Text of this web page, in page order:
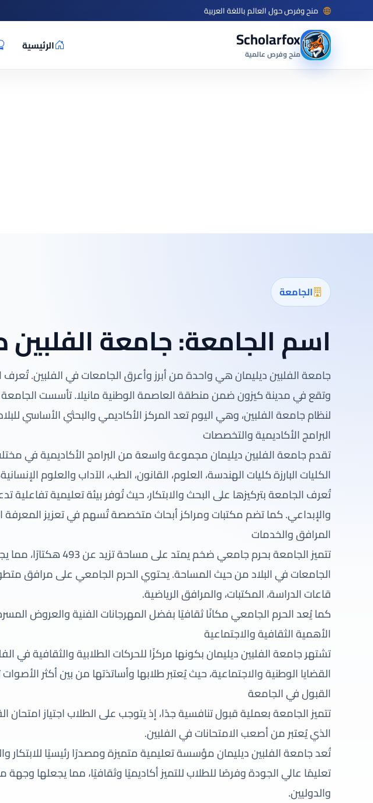
منح وفرص حول العالم باللغة العربية
Scholarfox
منح وفرص عالمية
الرئيسية
الجامعة
اسم الجامعة:جامعة الفلبين
لنظام جامعة الفلبين، وهي اليوم تعد المركز الأكاديمي والبحثي الأساسي
البرامج الأكاديمية والتخصصات
تقدم جامعة الفلبين ديليمان مجموعة واسعة من البرامج الأكاديمية في
الكليات البارزة كليات الهندسة، العلوم، القانون، الطب، الآداب والعلوم
تُعرف الجامعة بتركيزها على البحث والابتكار، حيث تُوفر بيئة تعليمية تفاعلية
والإبداعي. كما تضم مكتبات ومراكز أبحاث متخصصة تُسهم في تعزيز المعرفة
المرافق والخدمات
تتميز الجامعة بحرم جامعي ضخم
الجامعات في البلاد من حيث المساحة. يحتوي الحرم الجامعي على مرافق
قاعات الدراسة، المكتبات، والمرافق الرياضية.
كما يُعد الحرم الجامعي مكانًا ثقافيًا بفضل المهرجانات الفنية والعروض
الأهمية الثقافية والاجتماعية
تشتهر جامعة الفلبين ديليمان بكونها مركزًا للحركات الطلابية والثقافية في
القضايا الوطنية والاجتماعية، حيث يُعتبر طلابها وأساتذتها من بين أكثر الأصوات
القبول في الجامعة
الذي يُعتبر من أصعب الامتحانات في الفلبين.
تُعد جامعة الفلبين ديليمان مؤسسة تعليمية متميزة ومصدرًا رئيسيًا للابتكار
تعليمًا عالي الجودة وفرصًا للطلاب للتميز أكاديميًا وثقافيًا، مما يجعلها وجهة
والدوليين.